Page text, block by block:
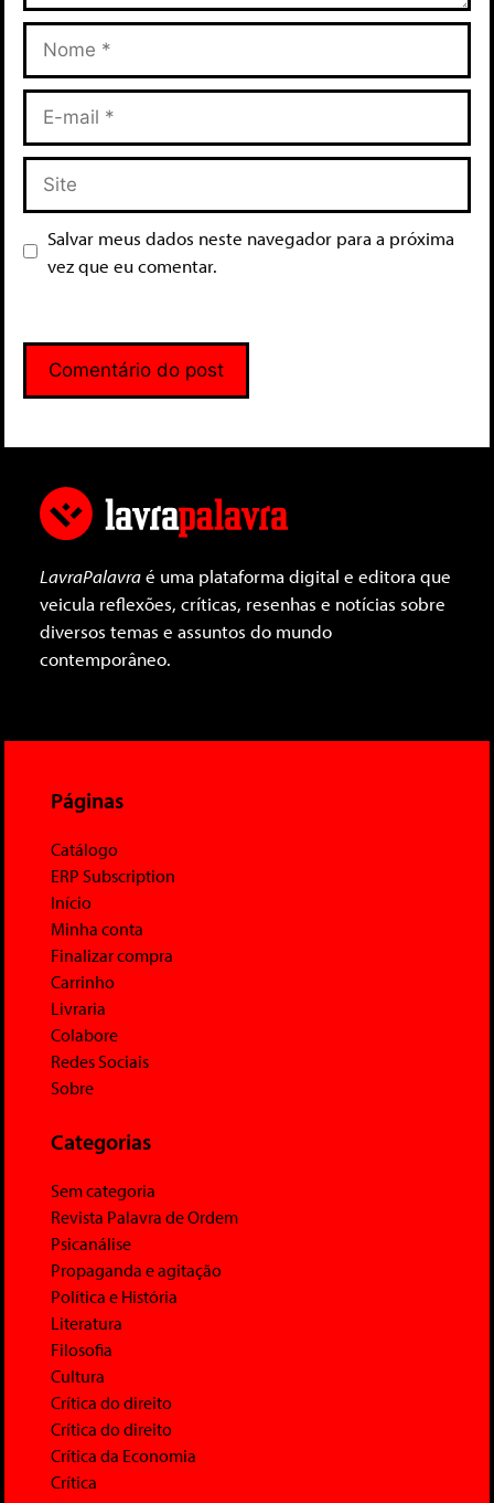
Salvar meus dados neste navegador para a próxima
vez que eu comentar.
LavraPalavraé uma plataforma digital e editora que
veicula reflexões, críticas, resenhas e notícias sobre
diversos temas e assuntos do mundo
contemporâneo.
Páginas
Catálogo
ERP Subscription
Início
Minha conta
Finalizar compra
Carrinho
Livraria
Colabore
Redes Sociais
Sobre
Categorias
Sem categoria
Revista Palavra de Ordem
Psicanálise
Propaganda e agitação
Política e História
Literatura
Filosofia
Cultura
Crítica do direito
Crítica do direito
Crítica da Economia
Crítica